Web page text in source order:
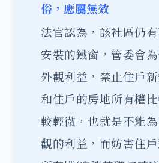
俗，應屬無效
法官認為，該社區仍
安裝的鐵窗，管委會
外觀利益，禁止住戶
和住戶的房地所有權
較輕微，也就是不能
觀的利益，而妨害住